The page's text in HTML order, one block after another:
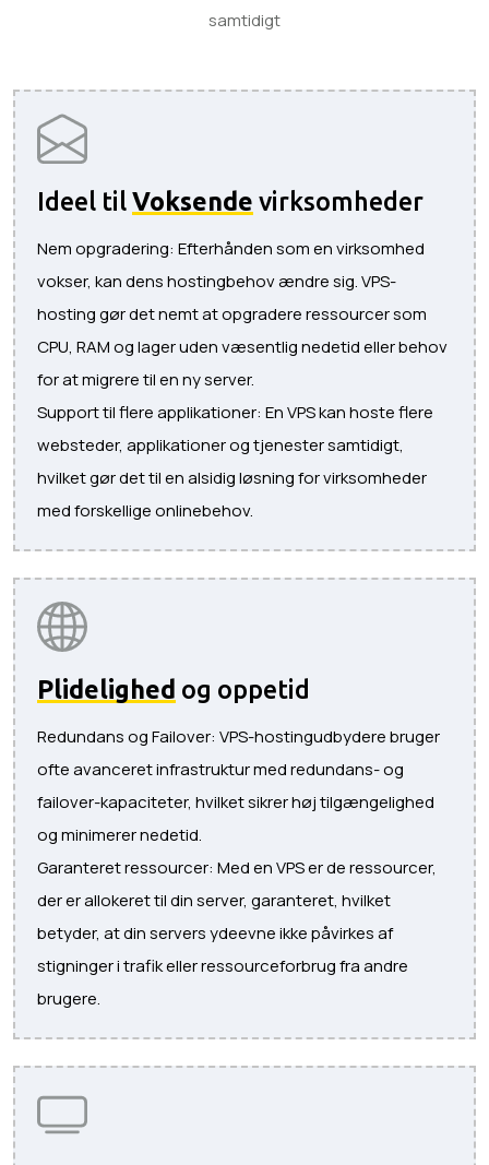
samtidigt
Ideel tilVoksende virksomheder
Nem opgradering: Efterhånden som en virksomhed
vokser, kan dens hostingbehov ændre sig. VPS-
hosting gør det nemt at opgradere ressourcer som
CPU, RAM og lager uden væsentlig nedetid eller behov
for at migrere til en ny server.
Support til flere applikationer: En VPS kan hoste flere
websteder, applikationer og tjenester samtidigt,
hvilket gør det til en alsidig løsning for virksomheder
med forskellige onlinebehov.
Plidelighed og oppetid
Redundans og Failover: VPS-hostingudbydere bruger
ofte avanceret infrastruktur med redundans- og
failover-kapaciteter, hvilket sikrer høj tilgængelighed
og minimerer nedetid.
Garanteret ressourcer: Med en VPS er de ressourcer,
der er allokeret til din server, garanteret, hvilket
betyder, at din servers ydeevne ikke påvirkes af
stigninger i trafik eller ressourceforbrug fra andre
brugere.